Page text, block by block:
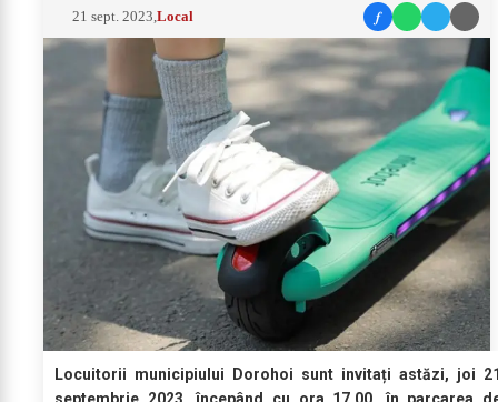
21 sept. 2023 ,Local f
Locuitorii municipiului Dorohoi sunt invitați astăzi, joi